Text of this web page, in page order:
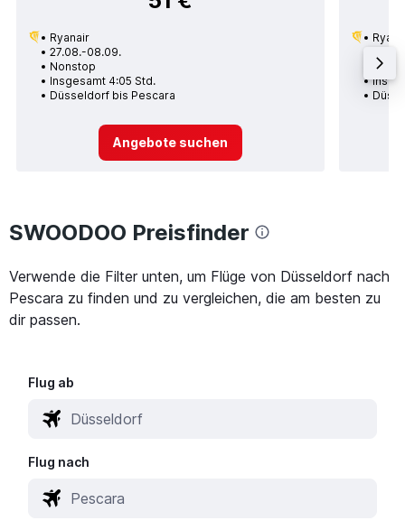
Ryanair
27.08.-08.09.
Nonstop
Insgesamt 4:05 Std.
Düsseldorf bis Pescara
Angebote suchen
SWOODOO Preisfinder
Verwende die Filter unten, um Flüge von Düsseldorf nach
Pescara zu finden und zu vergleichen, die am besten zu
dir passen.
Flug ab
Flug nach